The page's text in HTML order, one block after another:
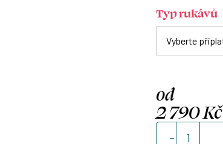
Typ rukávů
od
2 790 Kč
Měrná
cena: